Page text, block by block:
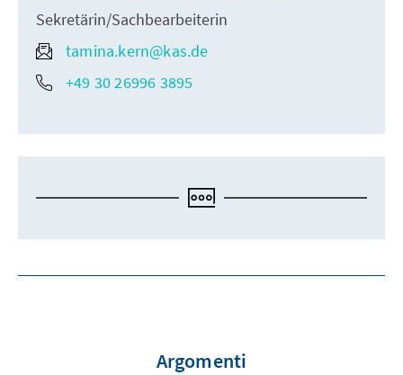
Sekretärin/Sachbearbeiterin
tamina.kern@kas.de
+49 30 26996 3895
Argomenti